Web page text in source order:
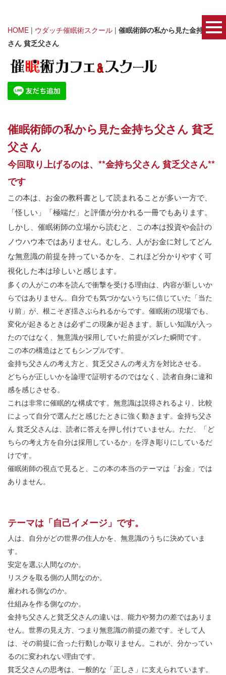
HOME | ウダッチ催眠術スクール | 催眠術師の私から見た金持ち父
さん 貧乏父さん
催眠術師の私から見た金持ち父さん 貧乏
父さん
今回取り上げるのは、 **金持ち父さん貧乏父さん**
です
この本は、お金の教科書として読まれることが多い一方で、
「怪しい」「極端だ」と評価が分かれる一冊でもあります。
しかし、催眠術師の立場から読むと、この本は投資や会計の
ノウハウ本ではありません。むしろ、人がお金に対してどん
な無意識の前提を持っているかを、これほど分かりやすく可
視化した本は珍しいと感じます。
多くの人がこの本を読んで衝撃を受ける理由は、内容が新しいか
らではありません。自分でも気づかないうちに信じていた「当た
り前」が、根こそぎ揺さぶられるからです。催眠術の現場でも、
変化が起きるときは必ずこの現象が起きます。新しい知識が入っ
たのではなく、無意識が採用していた前提がズレた瞬間です。
この本の構造はとてもシンプルです。
金持ち父さんの考え方と、貧乏父さんの考え方を対比させる。
どちらが正しいかを論理で証明するのではなく、読者自身に違和
感を感じさせる。
これは非常に催眠的な構成です。無意識は説得されるより、比較
によって自分で選んだと感じたときに強く動きます。金持ち父さ
ん 貧乏父さんは、読者に答えを押し付けていません。ただ、「ど
ちらの考え方を自分は採用しているか」を浮き彫りにしているだ
けです。
催眠術師の視点で見ると、この本の本当のテーマは「お金」では
ありません。
テーマは「自己イメージ」です。
人は、自分がどの世界の住人かを、無意識のうちに決めていま
す。
安定を選ぶ人間なのか。
リスクを取る側の人間なのか。
雇われる側なのか。
仕組みを作る側なのか。
金持ち父さんと貧乏父さんの違いは、能力や努力の差ではありま
せん。世界の見え方、つまり無意識の前提の差です。そして人
は、その前提に合った行動しか取りません。これが、分かってい
るのに変われない理由です。
貧乏父さんの思考は、一般的な「正しさ」に支えられています。